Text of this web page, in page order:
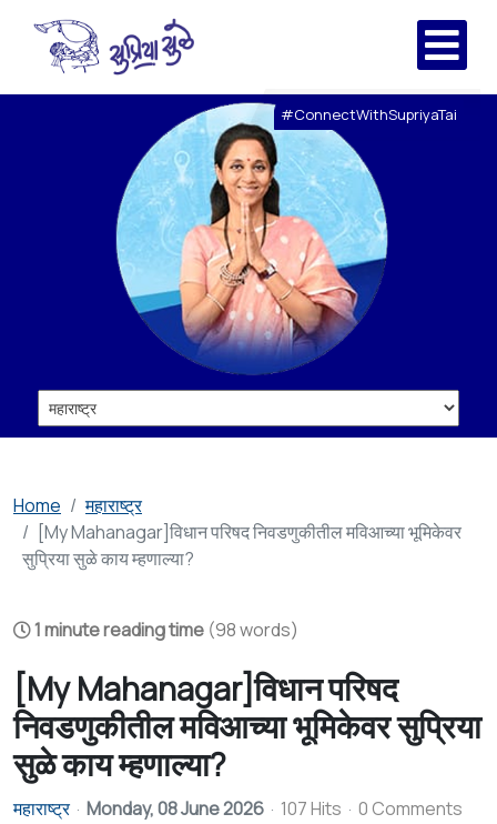
#ConnectWithSupriyaTai
Home
महाराष्ट्र
[My Mahanagar]विधान परिषद निवडणुकीतील मविआच्या भूमिकेवर
सुप्रिया सुळे काय म्हणाल्या?
1 minute reading time (98 words)
[My Mahanagar]विधान परिषद
निवडणुकीतील मविआच्या भूमिकेवर सुप्रिया
सुळे काय म्हणाल्या?
महाराष्ट्र Monday, 08 June 2026 107 Hits 0 Comments